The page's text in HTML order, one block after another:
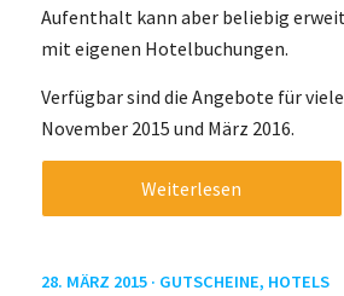
Aufenthalt kann aber beliebig
mit eigenen Hotelbuchungen.
Verfügbar sind die Angebote für
November 2015 und März 2016.
Weiterlesen
28. MÄRZ 2015 · GUTSCHEINE, HOTELS